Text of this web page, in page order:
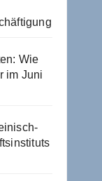
Wie
im Juni